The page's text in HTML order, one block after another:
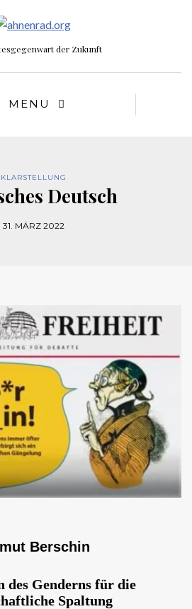
der Zukunft
MENU
KLARSTELLUNG
Deutsch
31. MÄRZ 2022
Berschin
des Genderns für die
Spaltung